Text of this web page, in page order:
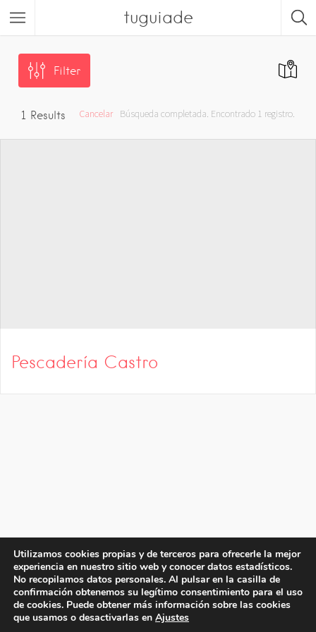
tuguiade
Filter
1 Results Búsqueda completada. Encontrado 1 registro.
Cancelar
Pescadería Castro
Utilizamos cookies propias y de terceros para ofrecerle la mejor
experiencia en nuestro sitio web y conocer datos estadísticos.
No recopilamos datos personales. Al pulsar en la casilla de
confirmación obtenemos su legítimo consentimiento para el uso
de cookies. Puede obtener más información sobre las cookies
que usamos o desactivarlas en Ajustes